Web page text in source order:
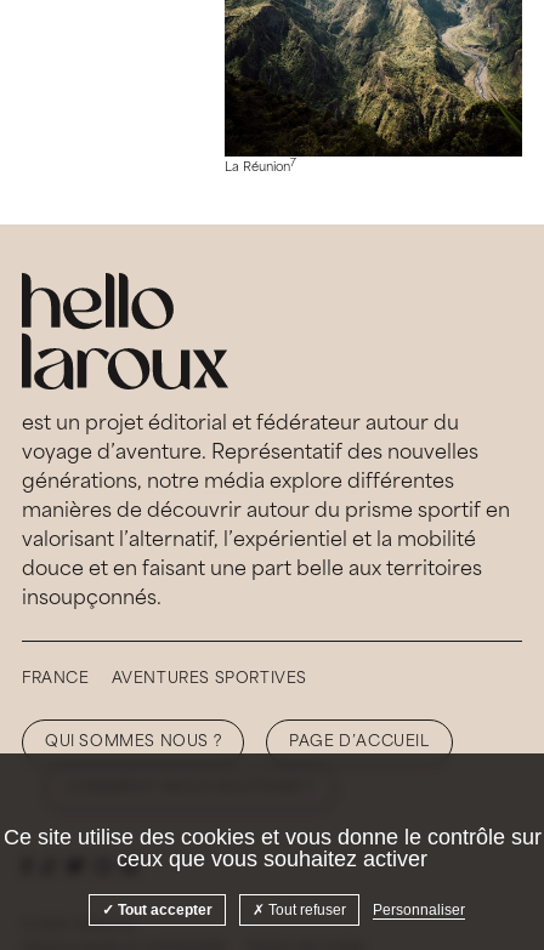
La Réunion7
est un projet éditorial et fédérateur autour du
voyage d’aventure. Représentatif des nouvelles
générations, notre média explore différentes
manières de découvrir autour du prisme sportif en
valorisant l’alternatif, l’expérientiel et la mobilité
douce et en faisant une part belle aux territoires
insoupçonnés.
FRANCE AVENTURES SPORTIVES
QUI SOMMES NOUS ? PAGE D’ACCUEIL
© 2026 Hellolaroux
Ce site utilise des cookies et vous donne le contrôle sur
ceux que vous souhaitez activer
Tout accepter Tout refuser Personnaliser